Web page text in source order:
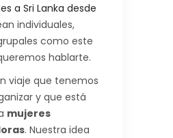
a Sri Lanka desde
individuales,
como este
hablarte.
viaje que tenemos
y que está
mujeres
. Nuestra idea